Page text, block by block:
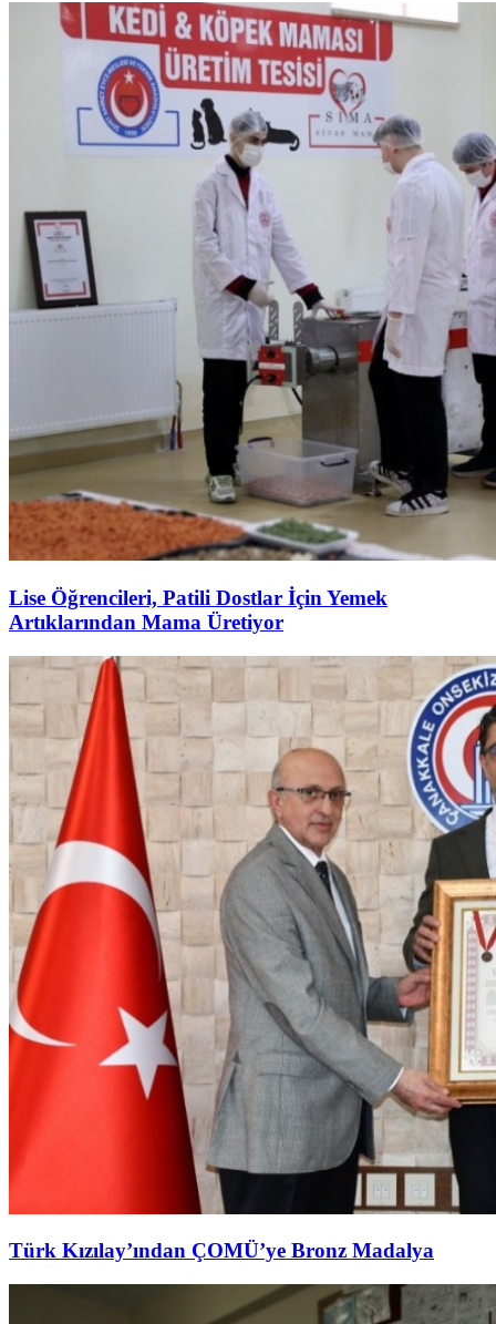
Lise Öğrencileri, Patili Dostlar İçin Yemek
Artıklarından Mama Üretiyor
Türk Kızılay’ından ÇOMÜ’ye Bronz Madalya